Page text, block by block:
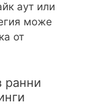
аут или
може
от
ранни